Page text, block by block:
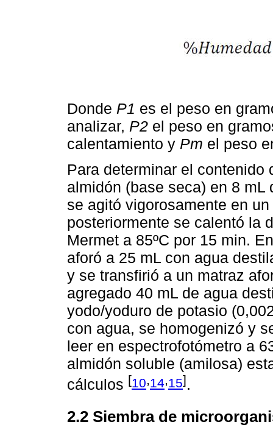
Donde P1 es el peso en
analizar, P2 el peso en
calentamiento y Pm el peso
Para determinar el
almidón (base seca) en 8
se agitó vigorosamente en
posteriormente se calentó la
Mermet a 85ºC por 15 min.
aforó a 25 mL con agua
y se transfirió a un matraz
agregado 40 mL de agua
yodo/yoduro de potasio
con agua, se homogenizó y
leer en espectrofotómetro a
almidón soluble (amilosa)
cálculos [10,14,15].
2.2 Siembra de